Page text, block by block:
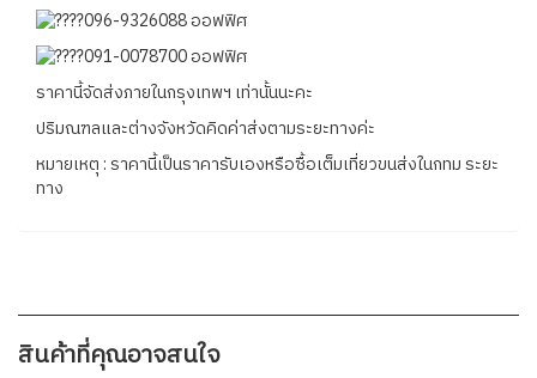
096-9326088 ออฟฟิศ
091-0078700 ออฟฟิศ
ราคานี้จัดส่งภายในกรุงเทพฯ เท่านั้นนะคะ
ปริมณฑลและต่างจังหวัดคิดค่าส่งตามระยะทางค่ะ
หมายเหตุ : ราคานี้เป็นราคารับเองหรือซื้อเต็มเที่ยวขนส่งในกทม ระยะ
ทาง
สินค้าที่คุณอาจสนใจ